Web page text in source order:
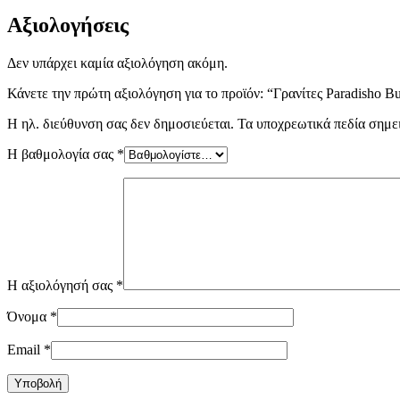
Αξιολογήσεις
Δεν υπάρχει καμία αξιολόγηση ακόμη.
Κάνετε την πρώτη αξιολόγηση για το προϊόν: “Γρανίτες Paradisho
Η ηλ. διεύθυνση σας δεν δημοσιεύεται. Τα υποχρεωτικά πεδία
Η βαθμολογία σας *
Η αξιολόγησή σας *
Όνομα *
Email *